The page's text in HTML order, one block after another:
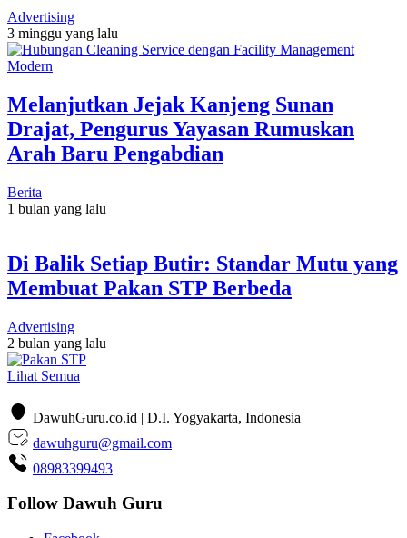
Advertising
3 minggu yang lalu
Melanjutkan Jejak Kanjeng Sunan
Drajat, Pengurus Yayasan Rumuskan
Arah Baru Pengabdian
Berita
1 bulan yang lalu
Di Balik Setiap Butir: Standar Mutu yang
Membuat Pakan STP Berbeda
Advertising
2 bulan yang lalu
Lihat Semua
DawuhGuru.co.id | D.I. Yogyakarta, Indonesia
dawuhguru@gmail.com
08983399493
Follow Dawuh Guru